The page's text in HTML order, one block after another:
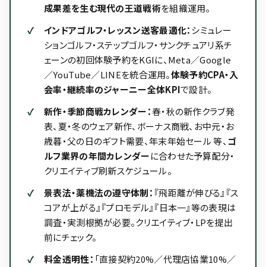
成果差を生む現代の王道戦術を組織運用。
インドアゴルフ・レッスン送客最適化：シミュレー
ションゴルフ・ステップゴルフ・サンクチュアリ系チ
ェーンの初回体験予約をKGIに、Meta／Google
／YouTube／LINEを統合運用。体験予約CPA・入
会率・継続率のジャーニー全体KPIで設計。
新作・季節商戦カレンダー：春・秋の新作クラブ発
表、夏・冬のウェア新作、ボーナス商戦、お中元・お
歳暮・父の日のギフト需要、年末年始セール 等、 ゴ
ルフ業界の年間カレンダーに合わせた予算配分・
クリエイティブ刷新スケジュール。
景表法・薬機法の遵守体制： 『飛距離が伸びる』『ス
コアが上がる』『プロモデル』『日本一』等の表現は
調査・実測根拠が必要。クリエイティブ・LPを提出
前にチェック。
料金透明性： 「直接契約20%／代理店協業10%／